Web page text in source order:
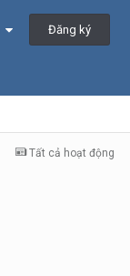
Đăng ký
Tất cả hoạt động